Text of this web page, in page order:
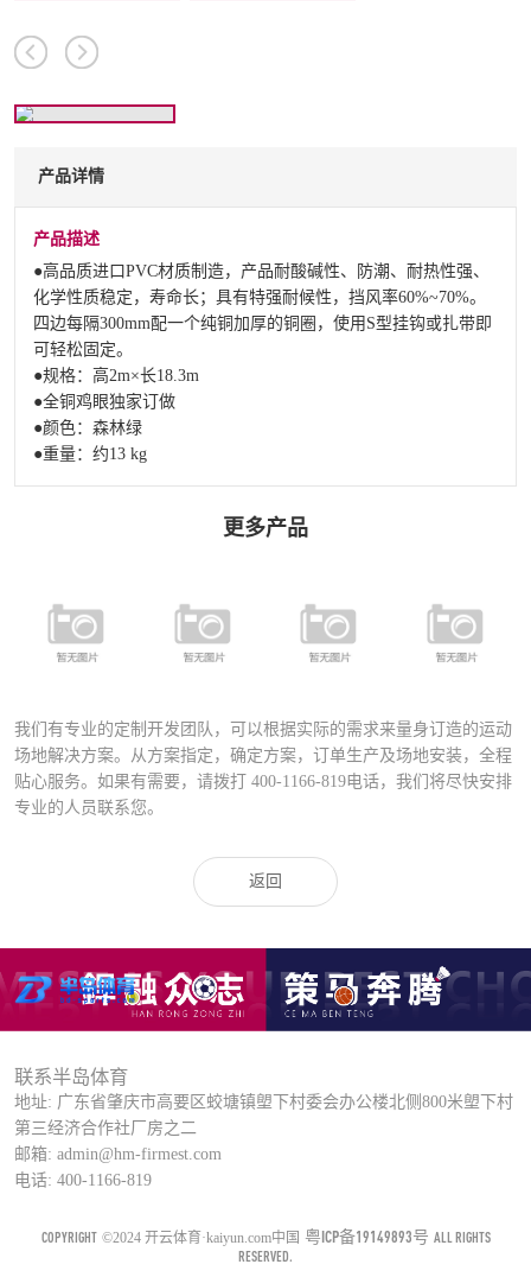
产品详情
产品描述
●高品质进口PVC材质制造，产品耐酸碱性、防潮、耐热性强、
化学性质稳定，寿命长；具有特强耐候性，挡风率60%~70%。
四边每隔300mm配一个纯铜加厚的铜圈，使用S型挂钩或扎带即
可轻松固定。
●规格：高2m×长18.3m
●全铜鸡眼独家订做
●颜色：森林绿
●重量：约13 kg
更多产品
FGW-030A 室
外隔离软网
FGW-030 室内
隔离软网
FFW-029 PVC
防风网
FFW-028A 防
风网
我们有专业的定制开发团队，可以根据实际的需求来量身订造的运动
场地解决方案。从方案指定，确定方案，订单生产及场地安装，全程
贴心服务。如果有需要，请拨打 400-1166-819电话，我们将尽快安排
专业的人员联系您。
返回
联系半岛体育
地址: 广东省肇庆市高要区蛟塘镇塱下村委会办公楼北侧800米塱下村
第三经济合作社厂房之二
邮箱: admin@hm-firmest.com
电话: 400-1166-819
COPYRIGHT ©2024 开云体育·kaiyun.com中国 粤ICP备19149893号 ALL RIGHTS
RESERVED.